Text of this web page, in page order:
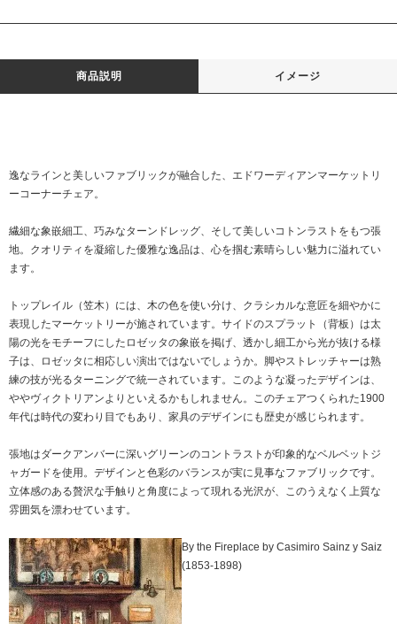
商品説明 イメージ
逸なラインと美しいファブリックが融合した、エドワーディアンマーケットリ
ーコーナーチェア。
繊細な象嵌細工、巧みなターンドレッグ、そして美しいコトンラストをもつ張
地。クオリティを凝縮した優雅な逸品は、心を掴む素晴らしい魅力に溢れてい
ます。
トップレイル（笠木）には、木の色を使い分け、クラシカルな意匠を細やかに
表現したマーケットリーが施されています。サイドのスプラット（背板）は太
陽の光をモチーフにしたロゼッタの象嵌を掲げ、透かし細工から光が抜ける様
子は、ロゼッタに相応しい演出ではないでしょうか。脚やストレッチャーは熟
練の技が光るターニングで統一されています。このような凝ったデザインは、
ややヴィクトリアンよりといえるかもしれません。このチェアつくられた1900
年代は時代の変わり目でもあり、家具のデザインにも歴史が感じられます。
張地はダークアンバーに深いグリーンのコントラストが印象的なベルベットジ
ャガードを使用。デザインと色彩のバランスが実に見事なファブリックです。
立体感のある贅沢な手触りと角度によって現れる光沢が、このうえなく上質な
雰囲気を漂わせています。
By the Fireplace by Casimiro Sainz y Saiz
(1853-1898)